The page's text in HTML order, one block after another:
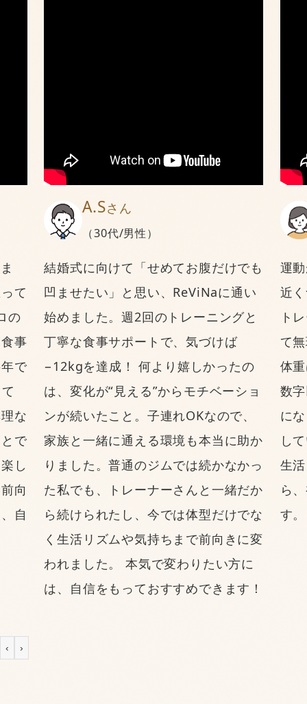
て
の
事
で
な
で
し
向
自
A.Sさん
（30代/男性）
結婚式に向けて「せめてお腹だけでも
凹ませたい」と思い、ReViNaに通い
始めました。週2回のトレーニングと
丁寧な食事サポートで、気づけば
−12kgを達成！ 何より嬉しかったの
は、変化が“見える”からモチベーショ
ンが続いたこと。子連れOKなので、
家族と一緒に通える環境も本当に助か
りました。普通のジムでは続かなかっ
た私でも、トレーナーさんと一緒だか
ら続けられたし、今では体型だけでな
く生活リズムや気持ちまで前向きに変
われました。 本気で変わりたい方に
は、自信をもっておすすめできます！
運
近
ト
て
体
数
に
し
生
ら
す。
‹ ›